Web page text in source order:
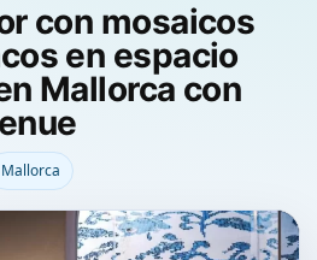
con mosaicos
en espacio
Mallorca con
Mallorca